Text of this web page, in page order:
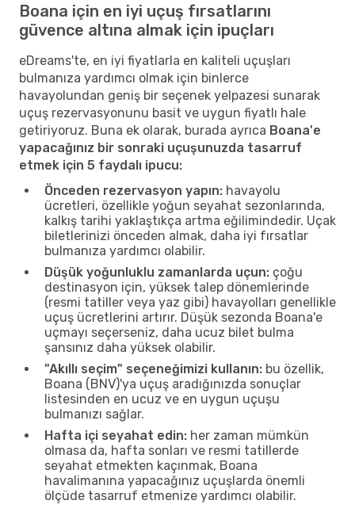
Boana için en iyi uçuş fırsatlarını
güvence altına almak için ipuçları
eDreams'te, en iyi fiyatlarla en kaliteli uçuşları
bulmanıza yardımcı olmak için binlerce
havayolundan geniş bir seçenek yelpazesi sunarak
uçuş rezervasyonunu basit ve uygun fiyatlı hale
getiriyoruz. Buna ek olarak, burada ayrıca Boana'e
yapacağınız bir sonraki uçuşunuzda tasarruf
etmek için 5 faydalı ipucu:
Önceden rezervasyon yapın: havayolu
ücretleri, özellikle yoğun seyahat sezonlarında,
kalkış tarihi yaklaştıkça artma eğilimindedir. Uçak
biletlerinizi önceden almak, daha iyi fırsatlar
bulmanıza yardımcı olabilir.
Düşük yoğunluklu zamanlarda uçun: çoğu
destinasyon için, yüksek talep dönemlerinde
(resmi tatiller veya yaz gibi) havayolları genellikle
uçuş ücretlerini artırır. Düşük sezonda Boana'e
uçmayı seçerseniz, daha ucuz bilet bulma
şansınız daha yüksek olabilir.
"Akıllı seçim" seçeneğimizi kullanın: bu özellik,
Boana (BNV)'ya uçuş aradığınızda sonuçlar
listesinden en ucuz ve en uygun uçuşu
bulmanızı sağlar.
Hafta içi seyahat edin: her zaman mümkün
olmasa da, hafta sonları ve resmi tatillerde
seyahat etmekten kaçınmak, Boana
havalimanına yapacağınız uçuşlarda önemli
ölçüde tasarruf etmenize yardımcı olabilir.